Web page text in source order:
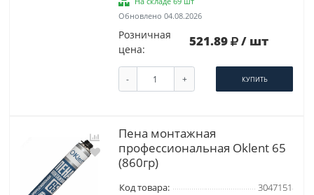
Обновлено 04.08.2026
Розничная
цена:
521.89 / шт
- + КУПИТЬ
Пена монтажная
профессиональная Oklent 65
(860гр)
Код товара:
3047151